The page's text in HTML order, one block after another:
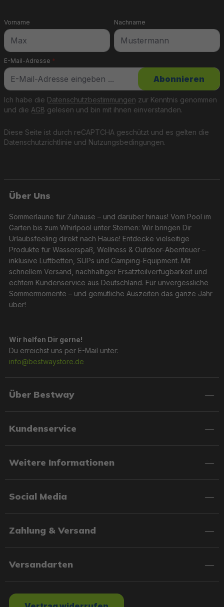
E-Mail-Adresse *
Vorname Nachname
Diese Seite ist durch reCAPTCHA geschützt und es gelten die
Datenschutzrichtlinie und Nutzungsbedingungen.
Ich habe die Datenschutzbestimmungen zur Kenntnis genommen
und die AGB gelesen und bin mit ihnen einverstanden.
Abonnieren
Über Uns
Sommerlaune für Zuhause – und darüber hinaus! Vom Pool im
Garten bis zum Whirlpool unter Sternen: Wir bringen Dir
Urlaubsfeeling direkt nach Hause! Entdecke vielseitige
Produkte für Wasserspaß, Wellness & Outdoor-Abenteuer –
inklusive Luftbetten, SUPs und Camping-Equipment. Mit
schnellem Versand, nachhaltiger Ersatzteilverfügbarkeit und
echtem Kundenservice aus Deutschland. Für unvergessliche
Sommermomente – und gemütliche Auszeiten das ganze Jahr
über!
Wir helfen Dir gerne!
Du erreichst uns per E-Mail unter:
info@bestwaystore.de
Über Bestway
Kundenservice
Weitere Informationen
Social Media
Zahlung & Versand
Versandarten